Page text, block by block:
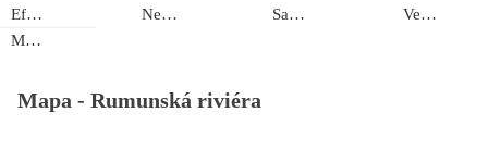
Eforie Nord
Mamaia
Neptun Saturn Venus
Mapa - Rumunská riviéra